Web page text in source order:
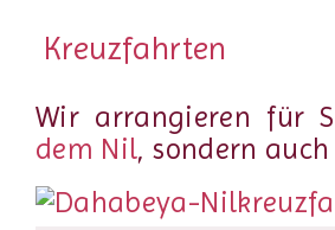
Kreuzfahrten
Wir arrangieren für
dem Nil, sondern